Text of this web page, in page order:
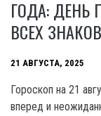
ГОДА: ДЕНЬ
ВСЕХ
21 АВГУСТА, 2025
Гороскоп на 21
вперед и